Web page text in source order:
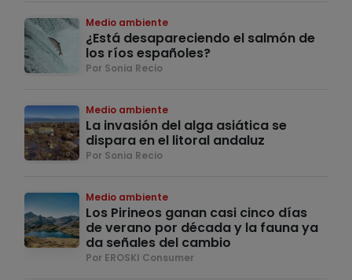
Medio ambiente
¿Está desapareciendo el salmón de
los ríos españoles?
Por Sonia Recio
Medio ambiente
La invasión del alga asiática se
dispara en el litoral andaluz
Por Sonia Recio
Medio ambiente
Los Pirineos ganan casi cinco días
de verano por década y la fauna ya
da señales del cambio
Por EROSKI Consumer